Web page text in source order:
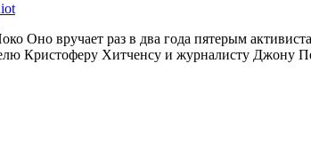
Оно вручает раз в два года пятерым
Кристоферу Хитченсу и журналисту Джону